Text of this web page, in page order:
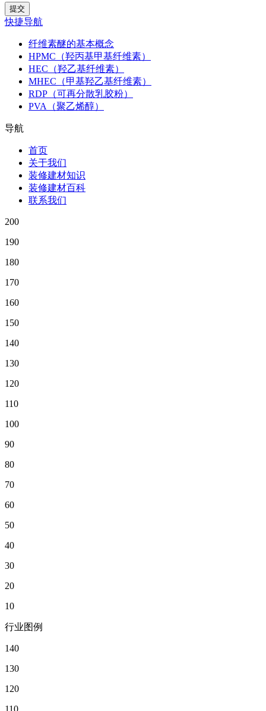
快捷导航
纤维素醚的基本概念
HPMC（羟丙基甲基纤维素）
HEC（羟乙基纤维素）
MHEC（甲基羟乙基纤维素）
RDP（可再分散乳胶粉）
PVA（聚乙烯醇）
导航
首页
关于我们
装修建材知识
装修建材百科
联系我们
200
190
180
170
160
150
140
130
120
110
100
90
80
70
60
50
40
30
20
10
行业图例
140
130
120
110